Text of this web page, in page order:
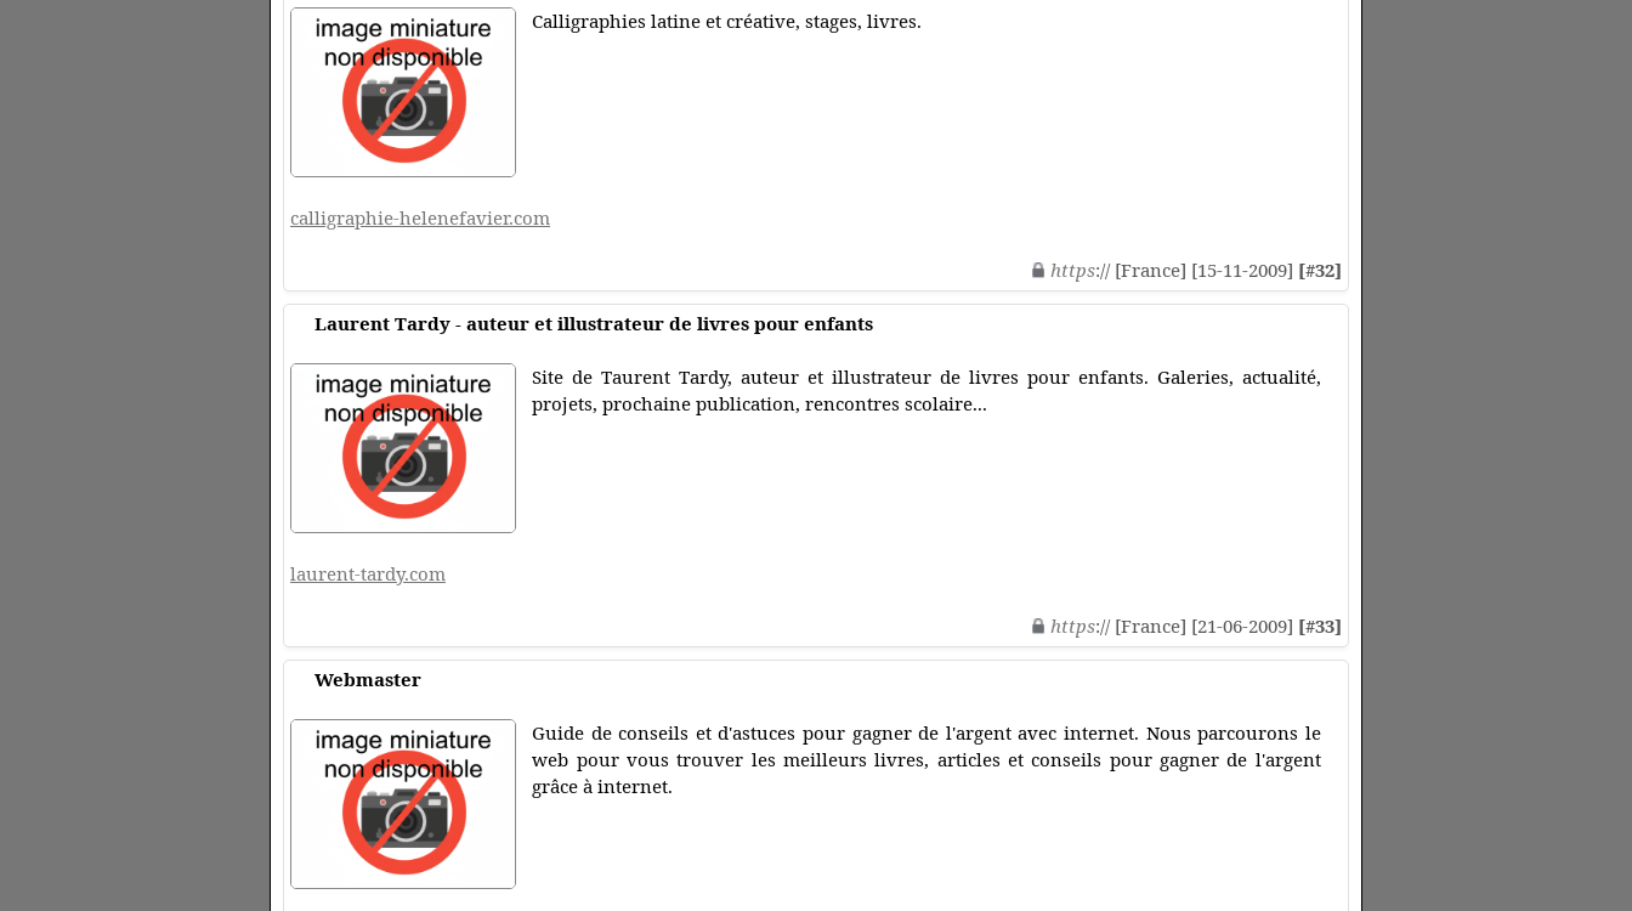
Calligraphies latine et créative, stages, livres.
calligraphie-helenefavier.com
https:// [France] [15-11-2009] [#32]
Laurent Tardy - auteur et illustrateur de livres pour enfants
Site de Taurent Tardy, auteur et illustrateur de livres pour enfants. Galeries, actualité,
projets, prochaine publication, rencontres scolaire...
laurent-tardy.com
https:// [France] [21-06-2009] [#33]
Webmaster
Guide de conseils et d'astuces pour gagner de l'argent avec internet. Nous parcourons le
web pour vous trouver les meilleurs livres, articles et conseils pour gagner de l'argent
grâce à internet.